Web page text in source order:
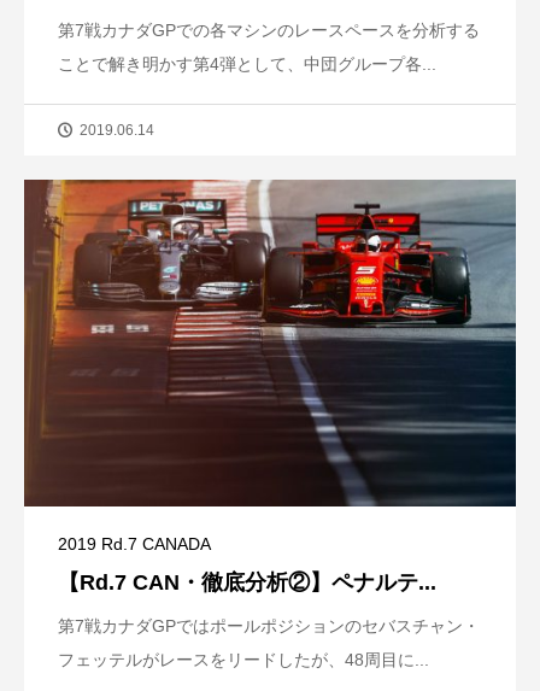
第7戦カナダGPでの各マシンのレースペースを分析する
ことで解き明かす第4弾として、中団グループ各...
2019.06.14
2019 Rd.7 CANADA
【Rd.7 CAN・徹底分析②】ペナルテ...
第7戦カナダGPではポールポジションのセバスチャン・
フェッテルがレースをリードしたが、48周目に...